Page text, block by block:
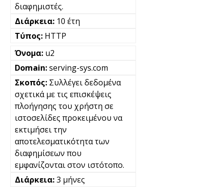
διαφημιστές.
10 έτη
HTTP
u2
serving-sys.com
Συλλέγει δεδομένα
σχετικά με τις επισκέψεις
πλοήγησης του χρήστη σε
ιστοσελίδες προκειμένου να
εκτιμήσει την
αποτελεσματικότητα των
διαφημίσεων που
εμφανίζονται στον ιστότοπο.
3 μήνες